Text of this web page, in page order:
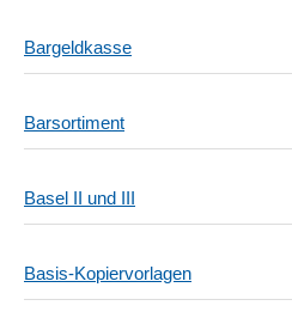
Bargeldkasse
Barsortiment
Basel II und III
Basis-Kopiervorlagen